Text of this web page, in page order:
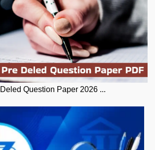
Question Paper 2026 ...